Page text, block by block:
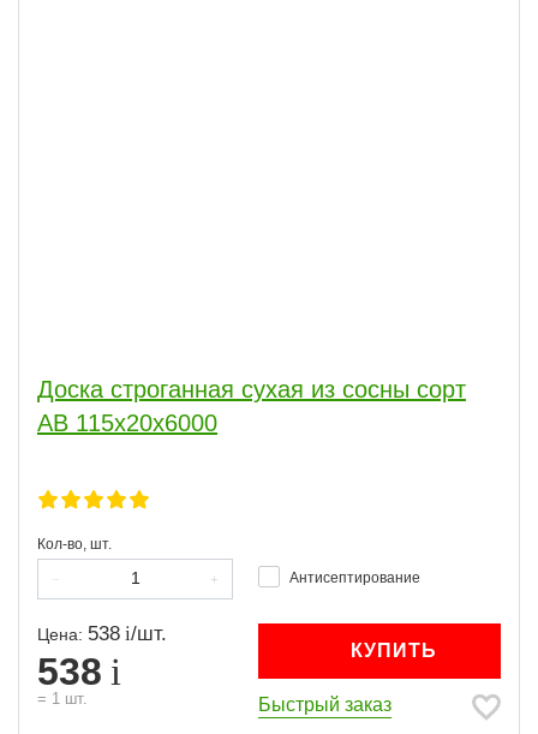
Доска строганная сухая из сосны сорт
АВ 115x20x6000
Кол-во, шт.
Антисептирование
Цена: 538 /шт.
538
= 1 шт.
КУПИТЬ
Быстрый заказ